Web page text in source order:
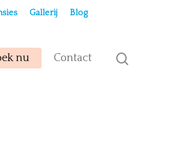
Gallerij Blog
nu Contact